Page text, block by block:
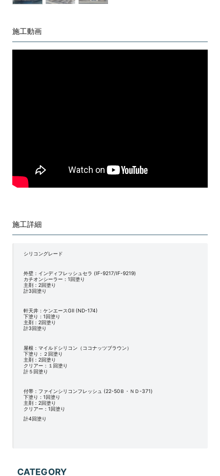
施工動画
施工詳細
シリコングレード
外壁：インディフレッシュセラ (IF-9217/IF-9219)
カチオンシーラー：1回塗り
主剤：2回塗り
計3回塗り
軒天井：ケンエースGⅡ (ND-174)
下塗り：1回塗り
主剤：2回塗り
計3回塗り
屋根：マイルドシリコン（ココナッツブラウン）
下塗り：２回塗り
主剤：2回塗り
クリアー：１回塗り
計５回塗り
付帯：ファインシリコンフレッシュ (22-50Ｂ・ＮＤ-371)
下塗り：1回塗り
主剤：2回塗り
クリアー：1回塗り
計4回塗り
CATEGORY